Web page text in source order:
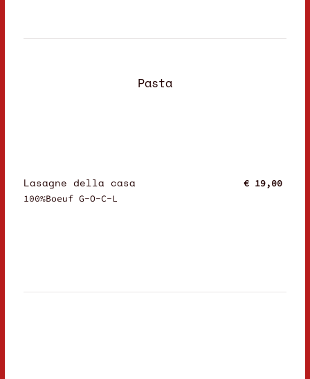
Pasta
Lasagne della casa
100%Boeuf G-O-C-L
€ 19,00